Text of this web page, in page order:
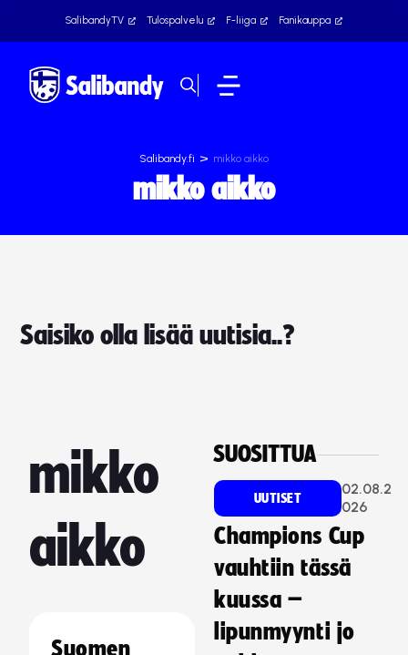
SalibandyTV Tulospalvelu F-liiga Fanikauppa
Salibandy.fi > mikko aikko
mikko aikko
Saisiko olla lisää uutisia..?
mikko
aikko
Suomen
SUOSITTUA
UUTISET
02.08.2
026
Champions Cup
vauhtiin tässä
kuussa –
lipunmyynti jo